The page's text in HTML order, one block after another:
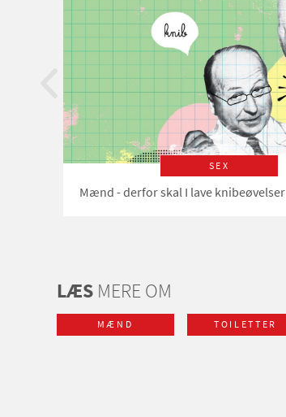
SEX
Mænd - derfor skal I lave knibeøvelser
LÆSMERE OM
MÆND TOILETTER